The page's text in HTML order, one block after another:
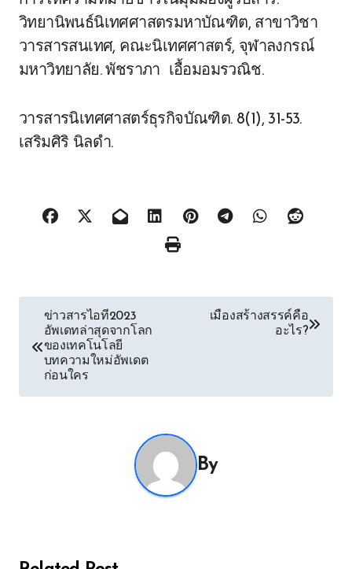
วิทยานิพนธ์นิเทศศาสตรมหาบัณฑิต, สาขาวิชา
วารสารสนเทศ, คณะนิเทศศาสตร์, จุฬาลงกรณ์
มหาวิทยาลัย. พัชราภา เอื้อมอมรวณิช.
วารสารนิเทศศาสตร์ธุรกิจบัณฑิต. 8(1), 31-53.
เสริมศิริ นิลดำ.
Post
navigation
ข่าวสารไอที2023
อัพเดทล่าสุดจากโลก
ของเทคโนโลยี
บทความใหม่อัพเดต
ก่อนใคร
เมืองสร้างสรรค์คือ
อะไร?
By